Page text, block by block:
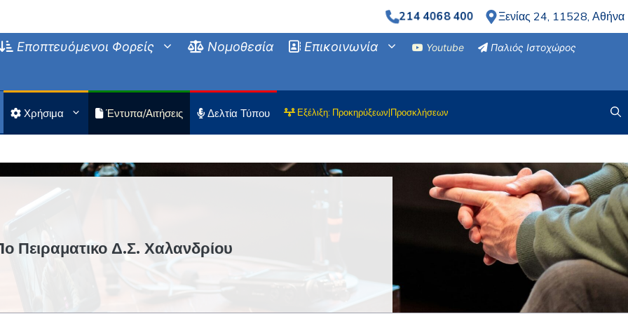
214 4068 400 Ξενίας 24, 11528, Αθήνα
Εποπτευόμενοι Φορείς Νομοθεσία Επικοινωνία Youtube Παλιός Ιστοχώρος
Χρήσιμα Έντυπα/Αιτήσεις Δελτία Τύπου Εξέλιξη: Προκηρύξεων|Προσκλήσεων
Πειραματικο Δ.Σ. Χαλανδρίου